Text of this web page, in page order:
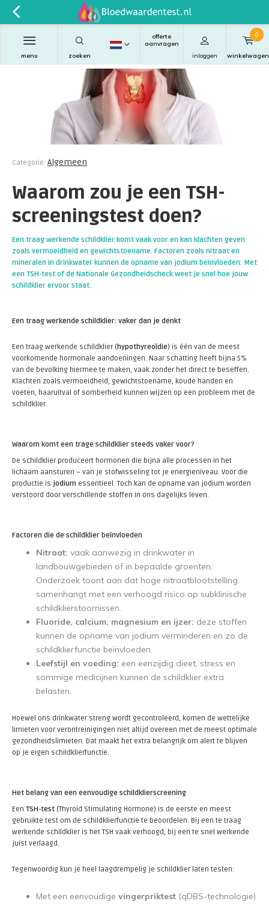
zoeken
offerte
aanvragen
inloggen
menu winkelwagen
0
Categorie: Algemeen
Waarom zou je een TSH-
screeningstest doen?
Een traag werkende schildklier komt vaak voor en kan klachten geven
zoals vermoeidheid en gewichtstoename. Factoren zoals nitraat en
mineralen in drinkwater kunnen de opname van jodium beïnvloeden. Met
een TSH-test of de Nationale Gezondheidscheck weet je snel hoe jouw
schildklier ervoor staat.
Een traag werkende schildklier: vaker dan je denkt
Een traag werkende schildklier (hypothyreoïdie) is één van de meest
voorkomende hormonale aandoeningen. Naar schatting heeft bijna 5%
van de bevolking hiermee te maken, vaak zonder het direct te beseffen.
Klachten zoals vermoeidheid, gewichtstoename, koude handen en
voeten, haaruitval of somberheid kunnen wijzen op een probleem met de
schildklier.
Waarom komt een trage schildklier steeds vaker voor?
De schildklier produceert hormonen die bijna alle processen in het
lichaam aansturen – van je stofwisseling tot je energieniveau. Voor die
productie is jodium essentieel. Toch kan de opname van jodium worden
verstoord door verschillende stoffen in ons dagelijks leven.
Factoren die de schildklier beïnvloeden
Nitraat: vaak aanwezig in drinkwater in
landbouwgebieden of in bepaalde groenten.
Onderzoek toont aan dat hoge nitraatblootstelling
samenhangt met een verhoogd risico op subklinische
schildklierstoornissen.
Fluoride, calcium, magnesium en ijzer: deze stoffen
kunnen de opname van jodium verminderen en zo de
schildklierfunctie beïnvloeden.
Leefstijl en voeding: een eenzijdig dieet, stress en
sommige medicijnen kunnen de schildklier extra
belasten.
Hoewel ons drinkwater streng wordt gecontroleerd, komen de wettelijke
limieten voor verontreinigingen niet altijd overeen met de meest optimale
gezondheidslimieten. Dat maakt het extra belangrijk om alert te blijven
op je eigen schildklierfunctie.
Het belang van een eenvoudige schildklierscreening
Een TSH-test (Thyroid Stimulating Hormone) is de eerste en meest
gebruikte test om de schildklierfunctie te beoordelen. Bij een te traag
werkende schildklier is het TSH vaak verhoogd; bij een te snel werkende
juist verlaagd.
Tegenwoordig kun je heel laagdrempelig je schildklier laten testen:
Met een eenvoudige vingerpriktest (qDBS-technologie)